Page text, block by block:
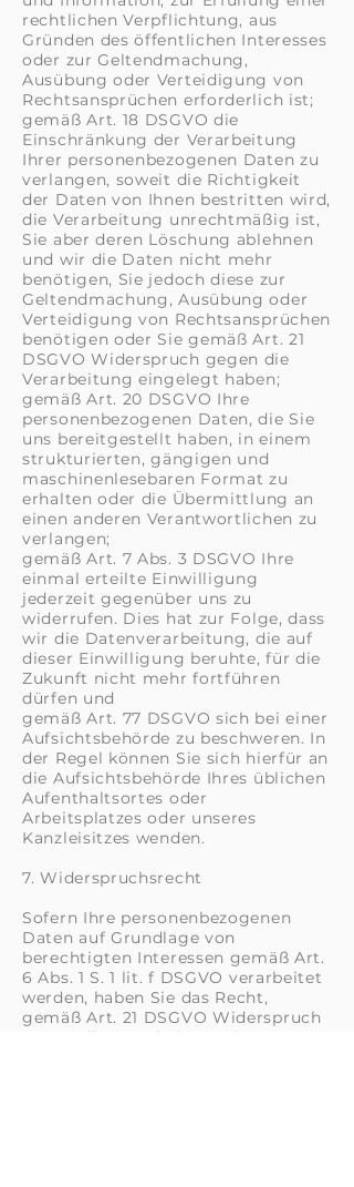
rechtlichen Verpflichtung, aus
Gründen des öffentlichen Interesses
oder zur Geltendmachung,
Ausübung oder Verteidigung von
Rechtsansprüchen erforderlich ist;
gemäß Art. 18 DSGVO die
Einschränkung der Verarbeitung
Ihrer personenbezogenen Daten zu
verlangen, soweit die Richtigkeit
der Daten von Ihnen bestritten wird,
die Verarbeitung unrechtmäßig ist,
Sie aber deren Löschung ablehnen
und wir die Daten nicht mehr
benötigen, Sie jedoch diese zur
Geltendmachung, Ausübung oder
Verteidigung von Rechtsansprüchen
benötigen oder Sie gemäß Art. 21
DSGVO Widerspruch gegen die
Verarbeitung eingelegt haben;
gemäß Art. 20 DSGVO Ihre
personenbezogenen Daten, die Sie
uns bereitgestellt haben, in einem
strukturierten, gängigen und
maschinenlesebaren Format zu
erhalten oder die Übermittlung an
einen anderen Verantwortlichen zu
verlangen;
gemäß Art. 7 Abs. 3 DSGVO Ihre
einmal erteilte Einwilligung
jederzeit gegenüber uns zu
widerrufen. Dies hat zur Folge, dass
wir die Datenverarbeitung, die auf
dieser Einwilligung beruhte, für die
Zukunft nicht mehr fortführen
dürfen und
gemäß Art. 77 DSGVO sich bei einer
Aufsichtsbehörde zu beschweren. In
der Regel können Sie sich hierfür an
die Aufsichtsbehörde Ihres üblichen
Aufenthaltsortes oder
Arbeitsplatzes oder unseres
Kanzleisitzes wenden.
7. Widerspruchsrecht
Sofern Ihre personenbezogenen
Daten auf Grundlage von
berechtigten Interessen gemäß Art.
6 Abs. 1 S. 1 lit. f DSGVO verarbeitet
werden, haben Sie das Recht,
gemäß Art. 21 DSGVO Widerspruch
gegen die Verarbeitung Ihrer